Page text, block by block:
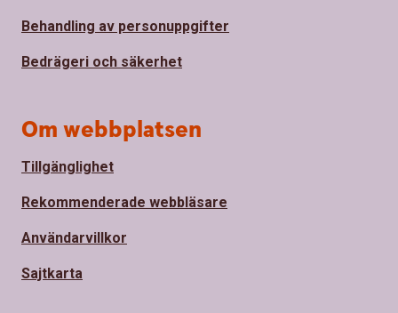
Behandling av personuppgifter
Bedrägeri och säkerhet
Om webbplatsen
Tillgänglighet
Rekommenderade webbläsare
Användarvillkor
Sajtkarta